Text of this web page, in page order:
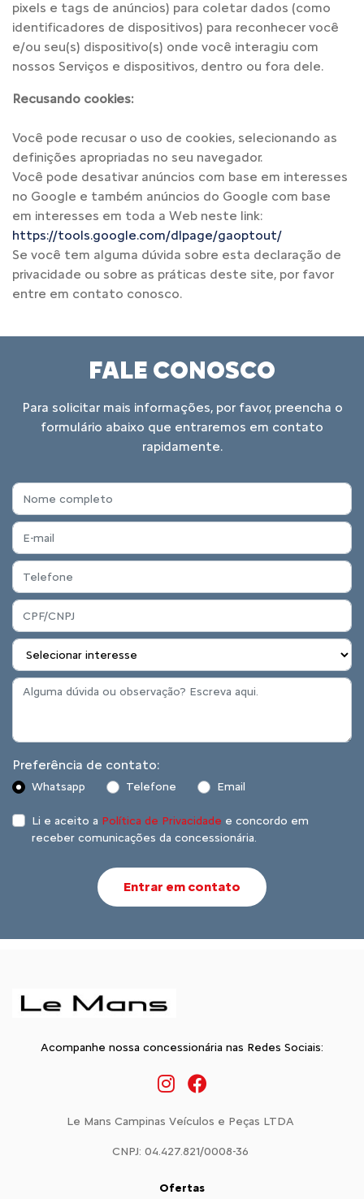
pixels e tags de anúncios) para coletar dados (como
identificadores de dispositivos) para reconhecer você
e/ou seu(s) dispositivo(s) onde você interagiu com
nossos Serviços e dispositivos, dentro ou fora dele.
Recusando cookies:
Você pode recusar o uso de cookies, selecionando as
definições apropriadas no seu navegador.
Você pode desativar anúncios com base em interesses
no Google e também anúncios do Google com base
em interesses em toda a Web neste link:
https://tools.google.com/dlpage/gaoptout/
Se você tem alguma dúvida sobre esta declaração de
privacidade ou sobre as práticas deste site, por favor
entre em contato conosco.
FALE CONOSCO
Para solicitar mais informações, por favor, preencha o
formulário abaixo que entraremos em contato
rapidamente.
Preferência de contato:
Whatsapp Telefone Email
Li e aceito a Política de Privacidade e concordo em
receber comunicações da concessionária.
Entrar em contato
Acompanhe nossa concessionária nas Redes Sociais:
Le Mans Campinas Veículos e Peças LTDA
CNPJ: 04.427.821/0008-36
Ofertas